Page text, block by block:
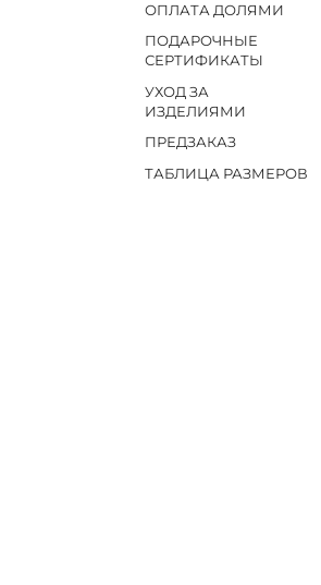
ОПЛАТА ДОЛЯМИ
ПОДАРОЧНЫЕ
СЕРТИФИКАТЫ
УХОД ЗА
ИЗДЕЛИЯМИ
ПРЕДЗАКАЗ
ТАБЛИЦА РАЗМЕРОВ